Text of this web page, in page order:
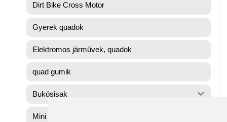
Dirt Bike Cross Motor
Gyerek quadok
Elektromos járművek, quadok
quad gumik
Bukósisak
Mini gyerek quad